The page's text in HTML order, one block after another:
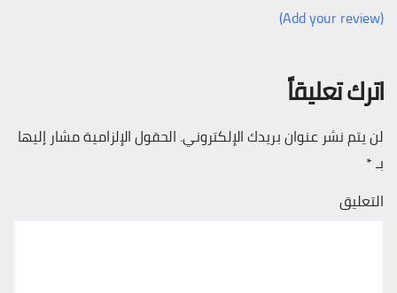
(Add your review)
اترك تعليقاً
لن يتم نشر عنوان بريدك الإلكتروني. الحقول الإلزامية مشار إليها
بـ*
التعليق